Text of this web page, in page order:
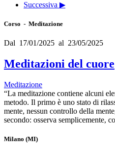
Successiva ▶
Corso - Meditazione
Dal 17/01/2025 al 23/05/2025
Meditazioni del cuore
Meditazione
“La meditazione contiene alcuni
metodo. Il primo è uno stato di
mente, nessun controllo della
secondo: osserva semplicemente,
Milano (MI)